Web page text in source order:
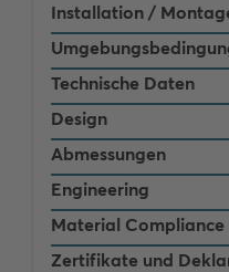
Installation /
Technische Daten
Design
Abmessungen
Engineering
Material Compliance
Zertifikate und